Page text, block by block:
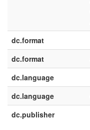
dc.format
dc.format
dc.language
dc.language
dc.publisher